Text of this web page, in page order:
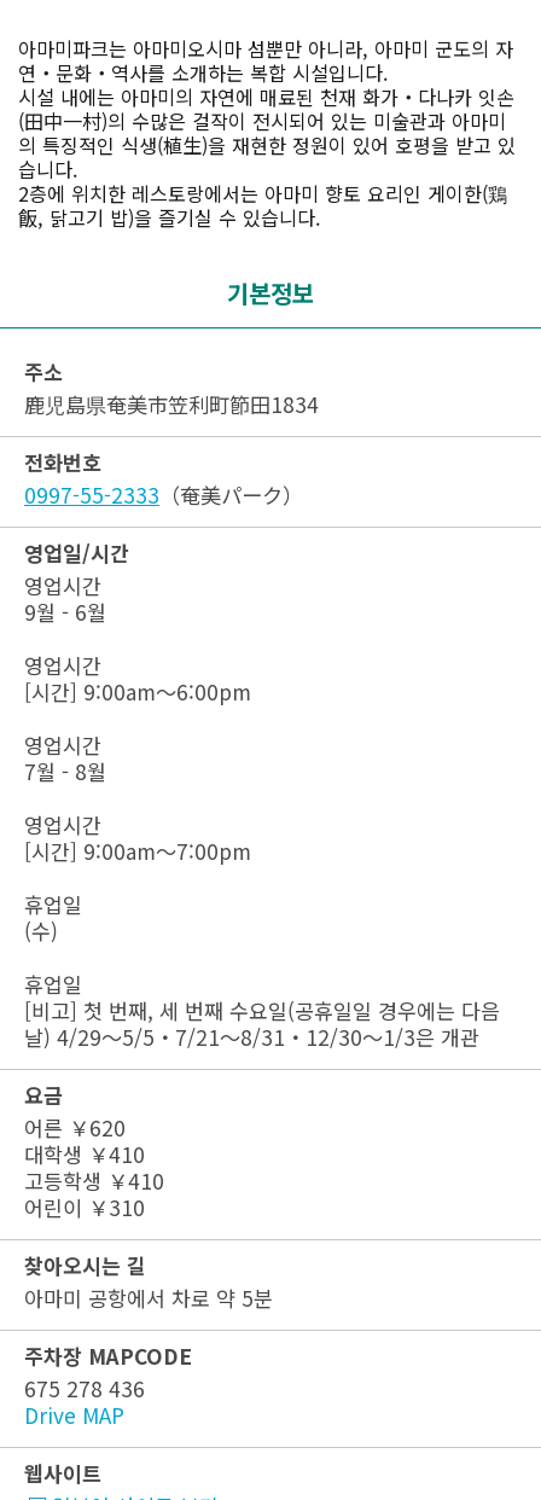
아마미파크는 아마미오시마 섬뿐만 아니라, 아마미 군도의 자
연・문화・역사를 소개하는 복합 시설입니다.
시설 내에는 아마미의 자연에 매료된 천재 화가・다나카 잇손
(田中一村)의 수많은 걸작이 전시되어 있는 미술관과 아마미
의 특징적인 식생(植生)을 재현한 정원이 있어 호평을 받고 있
습니다.
2층에 위치한 레스토랑에서는 아마미 향토 요리인 게이한(鶏
飯, 닭고기 밥)을 즐기실 수 있습니다.
기본정보
주소
鹿児島県奄美市笠利町節田1834
전화번호
0997-55-2333 （奄美パーク）
영업일/시간
영업시간
9월 - 6월
영업시간
[시간] 9:00am～6:00pm
영업시간
7월 - 8월
영업시간
[시간] 9:00am～7:00pm
휴업일
(수)
휴업일
[비고] 첫 번째, 세 번째 수요일(공휴일일 경우에는 다음
날) 4/29～5/5・7/21～8/31・12/30～1/3은 개관
요금
어른 ￥620
대학생 ￥410
고등학생 ￥410
어린이 ￥310
찾아오시는 길
아마미 공항에서 차로 약 5분
주차장 MAPCODE
675 278 436
Drive MAP
웹사이트